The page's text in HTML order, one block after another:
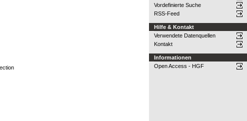
Vordefinierte Suche
RSS-Feed
Hilfe & Kontakt
Verwendete Datenquellen
Kontakt
Informationen
Open Access - HGF